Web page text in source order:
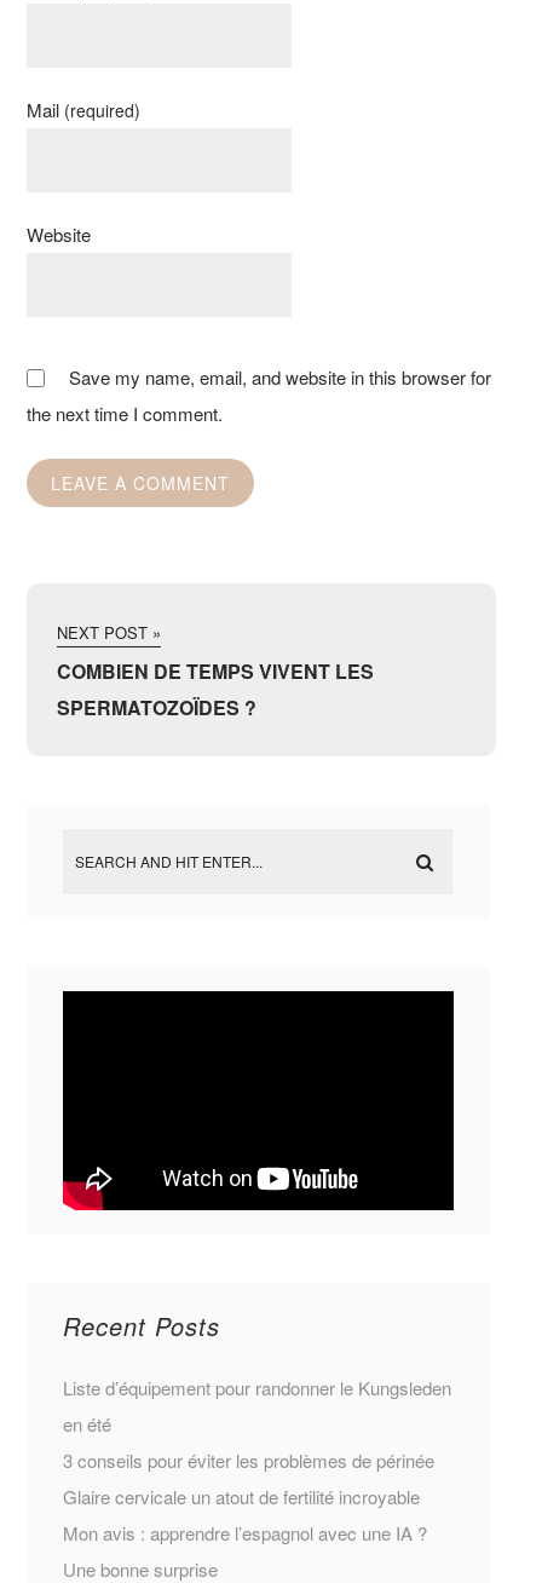
Mail (required)
Website
Save my name, email, and website in this browser for
the next time I comment.
NEXT POST »
COMBIEN DE TEMPS VIVENT LES
SPERMATOZOÏDES ?
Recent Posts
Liste d’équipement pour randonner le Kungsleden
en été
3 conseils pour éviter les problèmes de périnée
Glaire cervicale un atout de fertilité incroyable
Mon avis : apprendre l’espagnol avec une IA ?
Une bonne surprise